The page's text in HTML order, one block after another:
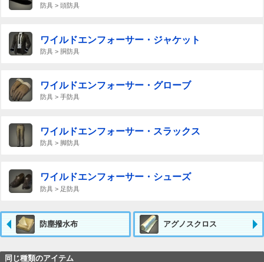
防具 > 頭防具
ワイルドエンフォーサー・ジャケット
防具 > 胴防具
ワイルドエンフォーサー・グローブ
防具 > 手防具
ワイルドエンフォーサー・スラックス
防具 > 脚防具
ワイルドエンフォーサー・シューズ
防具 > 足防具
防塵撥水布 アグノスクロス
同じ種類のアイテム